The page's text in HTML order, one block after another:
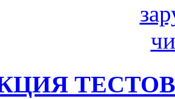
ТЕСТОВ